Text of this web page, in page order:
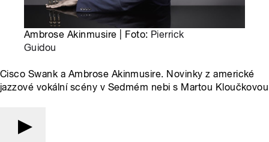
Ambrose Akinmusire | Foto: Pierrick
Guidou
Cisco Swank a Ambrose Akinmusire. Novinky z americké
jazzové vokální scény v Sedmém nebi s Martou Kloučkovou